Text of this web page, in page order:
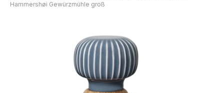
Hammershøi Gewürzmühle groß